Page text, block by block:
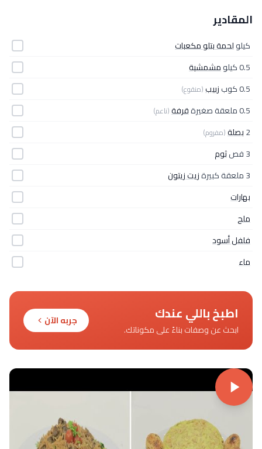
المقادير
كيلولحمة بتلو مكعبات
0.5 كيلو
مشمشية
0.5 كوب
زبيب(منقوع)
0.5 ملعقة صغيرة قرفة(ناعم)
2بصلة(مفروم)
3 فص
ثوم
3 ملعقة كبيرة
زيت زيتون
بهارات
ملح
فلفل أسود
ماء
اطبخ باللي عندك
ابحث عن وصفات بناءً على مكوناتك.
جربه الآن